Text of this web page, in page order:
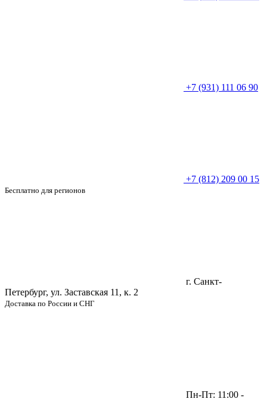
+7 (931) 111 06 90
+7 (812) 209 00 15
Бесплатно для регионов
г. Санкт-
Петербург, ул. Заставская 11, к. 2
Доставка по России и СНГ
Пн-Пт: 11:00 -